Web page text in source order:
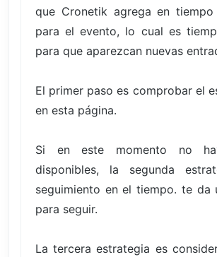
que Cronetik agrega en tiempo
para el evento, lo cual es
para que aparezcan nuevas
El primer paso es comprobar el
en esta página.
Si en este momento no
disponibles, la segunda
seguimiento en el tiempo. te da
para seguir.
La tercera estrategia es